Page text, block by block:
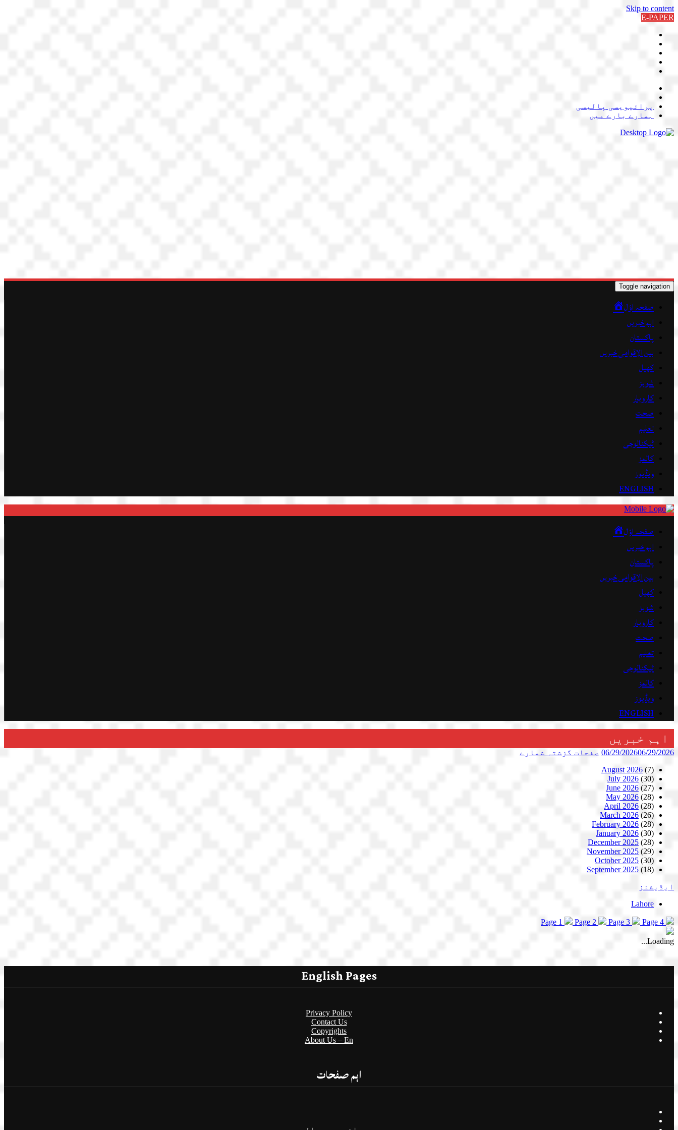
Skip to content
E-PAPER
پرائیویسی پالیسی
ہمارے بارے میں
Toggle navigation
صفحہ اوّل
اہم خبریں
پاکستان
بین الاقوامی خبریں
کھیل
شوبز
کاروبار
صحت
تعلیم
ٹیکنالوجی
کالمز
ویڈیوز
ENGLISH
صفحہ اوّل
اہم خبریں
پاکستان
بین الاقوامی خبریں
کھیل
شوبز
کاروبار
صحت
تعلیم
ٹیکنالوجی
کالمز
ویڈیوز
ENGLISH
اہم خبریں
06/29/202606/29/2026 صفحات گزشتہ شمارے
August 2026 (7)
July 2026 (30)
June 2026 (27)
May 2026 (28)
April 2026 (28)
March 2026 (26)
February 2026 (28)
January 2026 (30)
December 2025 (28)
November 2025 (29)
October 2025 (30)
September 2025 (18)
ایڈیشنز
Lahore
Page 1 Page 2 Page 3 Page 4
Loading...
English Pages
Privacy Policy
Contact Us
Copyrights
About Us – En
اہم صفحات